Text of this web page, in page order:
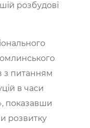
розбудові
з питанням
в часи
показавши
розвитку